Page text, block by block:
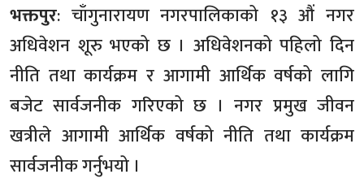
भक्तपुर: चाँगुनारायण नगरपालिकाको १३ औं नगर
अधिवेशन शूरु भएको छ । अधिवेशनको पहिलो दिन
नीति तथा कार्यक्रम र आगामी आर्थिक वर्षको लागि
बजेट सार्वजनीक गरिएको छ । नगर प्रमुख जीवन
खत्रीले आगामी आर्थिक वर्षको नीति तथा कार्यक्रम
सार्वजनीक गर्नुभयो ।